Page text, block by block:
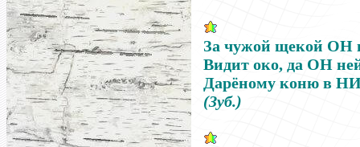
За чужой щекой ОН
Видит око, да ОН
Дарёному коню в
(Зуб.)